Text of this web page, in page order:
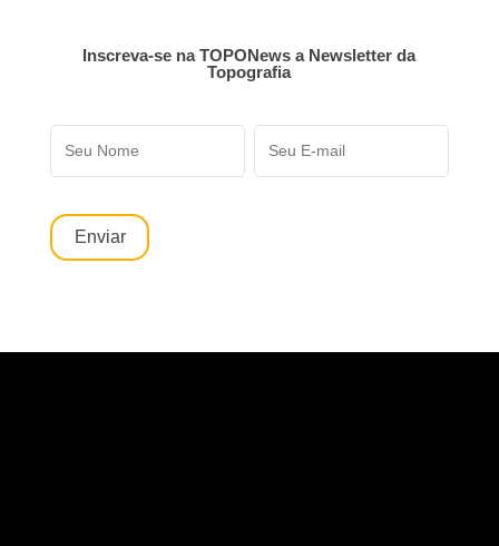
Inscreva-se na TOPONews a Newsletter da
Topografia